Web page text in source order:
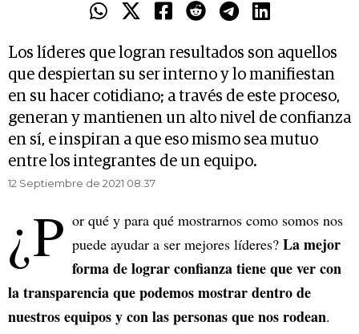
Los líderes que logran resultados son aquellos
que despiertan su ser interno y lo manifiestan
en su hacer cotidiano; a través de este proceso,
generan y mantienen un alto nivel de confianza
en sí, e inspiran a que eso mismo sea mutuo
entre los integrantes de un equipo.
12 Septiembre de 2021 08.37
¿P or qué y para qué mostrarnos como somos nos
puede ayudar a ser mejores líderes? La mejor
forma de lograr confianza tiene que ver con
la transparencia que podemos mostrar dentro de
nuestros equipos y con las personas que nos rodean.